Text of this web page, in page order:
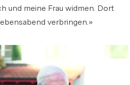
und meine Frau widmen. Dort
verbringen.»